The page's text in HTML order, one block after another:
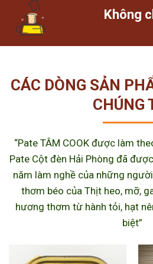
Không
CÁC DÒNG SẢN
CHÚNG
“Pate TÂM COOK được làm
Pate Cột đèn Hải Phòng đã
năm làm nghề của những
thơm béo của Thịt heo, mỡ,
hương thơm từ hành tỏi, hạt
biệt”